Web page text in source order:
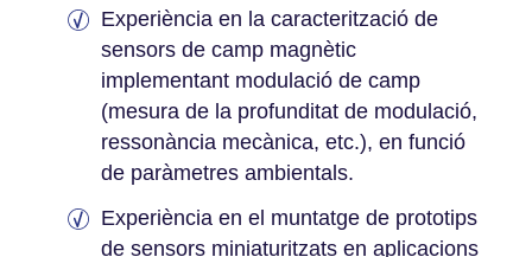
Experiència en la caracterització de
sensors de camp magnètic
implementant modulació de camp
(mesura de la profunditat de modulació,
ressonància mecànica, etc.), en funció
de paràmetres ambientals.
Experiència en el muntatge de prototips
de sensors miniaturitzats en aplicacions